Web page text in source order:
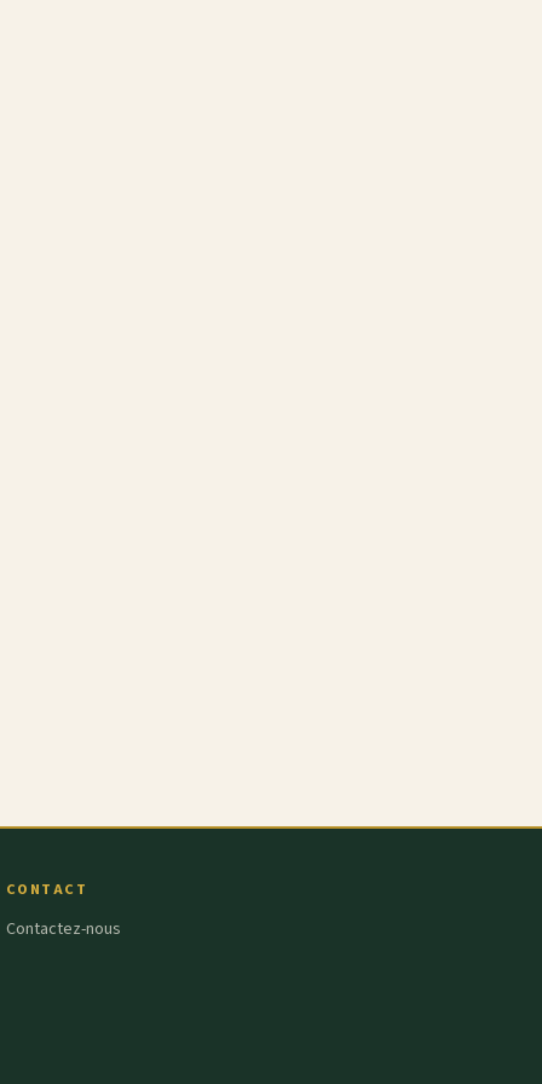
CONTACT
Contactez-nous